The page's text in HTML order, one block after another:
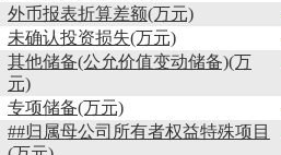
外币报表折算差额(万元)
未确认投资损失(万元)
其他储备(公允价值变动储备)(万
元)
专项储备(万元)
##归属母公司所有者权益特殊项目